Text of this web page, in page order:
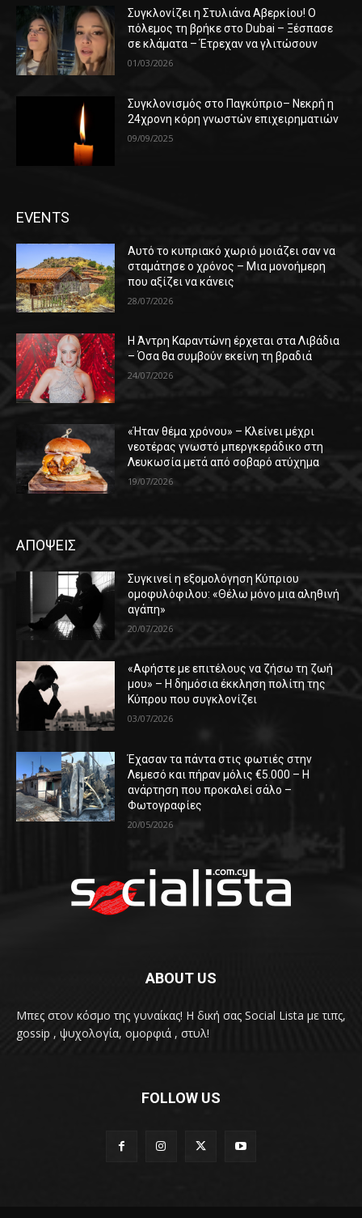
Συγκλονίζει η Στυλιάνα Αβερκίου! Ο
πόλεμος τη βρήκε στο Dubai – Ξέσπασε
σε κλάματα – Έτρεχαν να γλιτώσουν
01/03/2026
Συγκλονισμός στο Παγκύπριο– Νεκρή η
24χρονη κόρη γνωστών επιχειρηματιών
09/09/2025
EVENTS
Αυτό το κυπριακό χωριό μοιάζει σαν να
σταμάτησε ο χρόνος – Μια μονοήμερη
που αξίζει να κάνεις
28/07/2026
Η Άντρη Καραντώνη έρχεται στα Λιβάδια
– Όσα θα συμβούν εκείνη τη βραδιά
24/07/2026
«Ήταν θέμα χρόνου» – Κλείνει μέχρι
νεοτέρας γνωστό μπεργκεράδικο στη
Λευκωσία μετά από σοβαρό ατύχημα
19/07/2026
ΑΠΟΨΕΙΣ
Συγκινεί η εξομολόγηση Κύπριου
ομοφυλόφιλου: «Θέλω μόνο μια αληθινή
αγάπη»
20/07/2026
«Αφήστε με επιτέλους να ζήσω τη ζωή
μου» – Η δημόσια έκκληση πολίτη της
Κύπρου που συγκλονίζει
03/07/2026
Έχασαν τα πάντα στις φωτιές στην
Λεμεσό και πήραν μόλις €5.000 – Η
ανάρτηση που προκαλεί σάλο –
Φωτογραφίες
20/05/2026
ABOUT US
Μπες στον κόσμο της γυναίκας! H δική σας Social Lista με τιπς,
gossip , ψυχολογία, ομορφιά , στυλ!
FOLLOW US